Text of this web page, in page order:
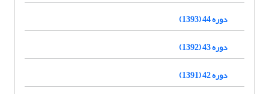
دوره 44 (1393)
دوره 43 (1392)
دوره 42 (1391)